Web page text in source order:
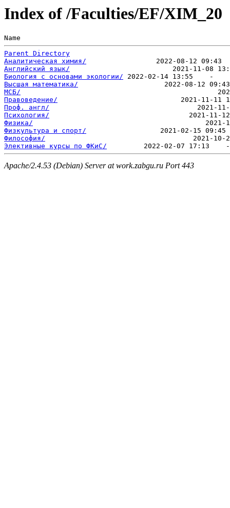
Index of /Faculties/EF/XIM_20
Name
Parent Directory
Аналитическая химия/
Английский язык/
Биология с основами экологии/
Высшая математика/
МСБ/
Правоведение/
Проф. англ/
Психология/
Физика/
Физкультура и спорт/
Философия/
Элективные курсы по ФКиС/
Apache/2.4.53 (Debian) Server at work.zabgu.ru Port 443